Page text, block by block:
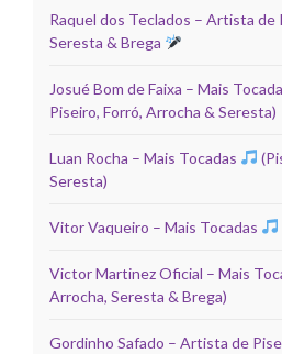
Raquel dos Teclados – Artista de
Seresta & Brega
Josué Bom de Faixa – Mais
Piseiro, Forró, Arrocha & Seresta)
Luan Rocha – Mais Tocadas
Seresta)
Vitor Vaqueiro – Mais Tocadas
Victor Martinez Oficial – Mais
Arrocha, Seresta & Brega)
Gordinho Safado – Artista de